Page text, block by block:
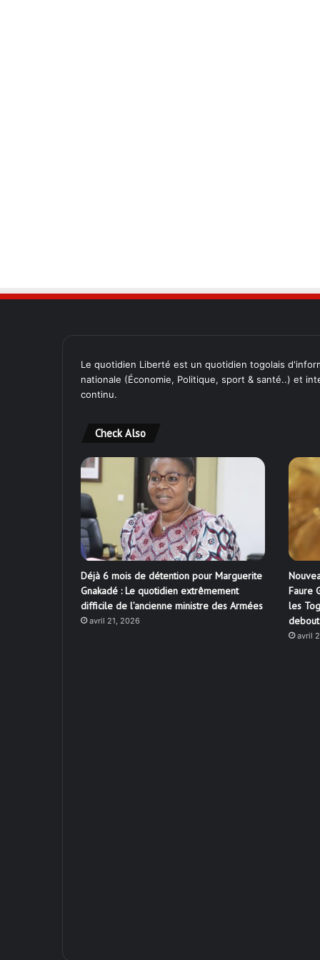
Le quotidien Liberté est un quotidien togolais
nationale (Économie, Politique, sport & santé..) et
continu.
Check Also
Déjà 6 mois de détention pour Marguerite
Gnakadé : Le quotidien extrêmement
difficile de l’ancienne ministre des Armées
avril 21, 2026
Faure
les
debout
avril